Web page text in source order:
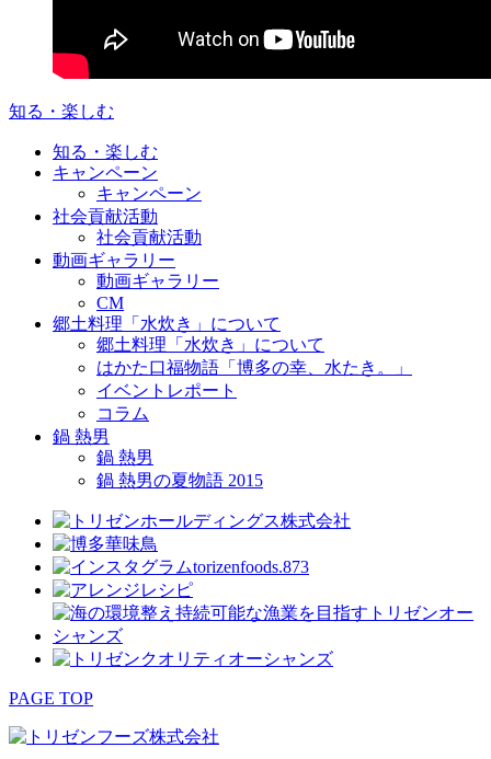
知る・楽しむ
知る・楽しむ
キャンペーン
キャンペーン
社会貢献活動
社会貢献活動
動画ギャラリー
動画ギャラリー
CM
郷土料理「水炊き」について
郷土料理「水炊き」について
はかた口福物語「博多の幸、水たき。」
イベントレポート
コラム
鍋 熱男
鍋 熱男
鍋 熱男の夏物語 2015
PAGE TOP